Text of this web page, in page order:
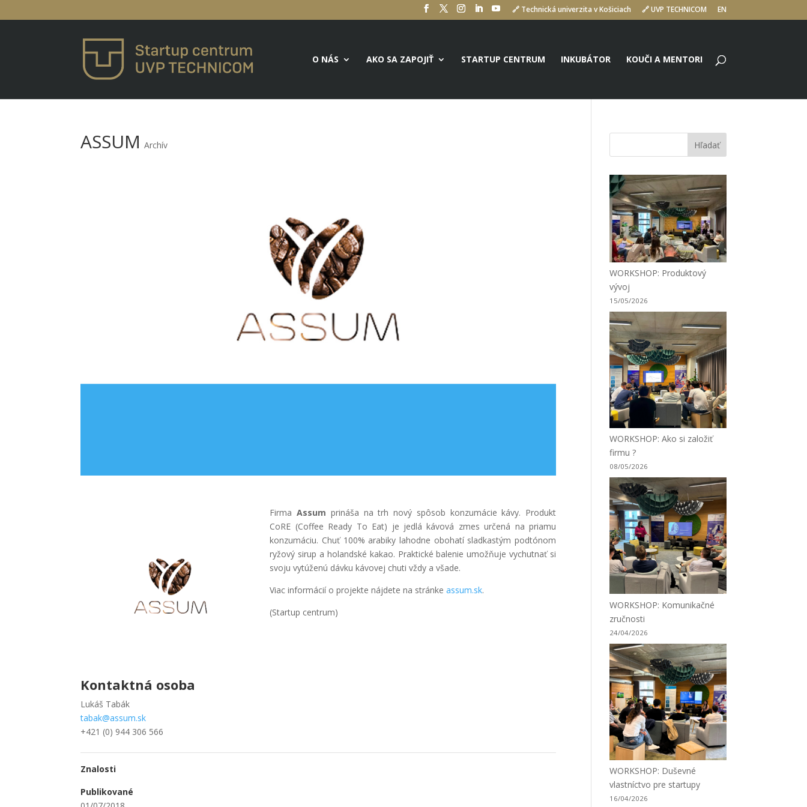
🔗 Technická univerzita v Košiciach 🔗 UVP TECHNICOM EN
O NÁS AKO SA ZAPOJIŤ STARTUP CENTRUM INKUBÁTOR KOUČI A MENTORI
ASSUM Archív
FirmaAssum prináša na trh nový spôsob konzumácie kávy. Produkt
CoRE (Coffee Ready To Eat) je jedlá kávová zmes určená na priamu
konzumáciu. Chuť 100% arabiky lahodne obohatí sladkastým podtónom
ryžový sirup a holandské kakao. Praktické balenie umožňuje vychutnať si
svoju vytúženú dávku kávovej chuti vždy a všade.
Viac informácií o projekte nájdete na stránkeassum.sk.
(Startup centrum)
Kontaktná osoba
Lukáš Tabák
tabak@assum.sk
+421 (0) 944 306 566
Znalosti
Publikované
Hľadať
WORKSHOP: Produktový
vývoj
15/05/2026
WORKSHOP: Ako si založiť
firmu ?
08/05/2026
WORKSHOP: Komunikačné
zručnosti
24/04/2026
WORKSHOP: Duševné
vlastníctvo pre startupy
16/04/2026